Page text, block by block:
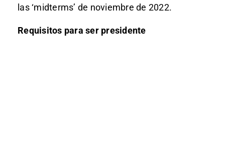
las ‘midterms’ de noviembre de 2022.
Requisitos para ser presidente